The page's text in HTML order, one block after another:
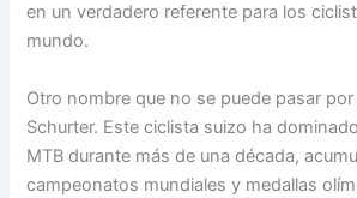
en un verdadero referente para los
mundo.
Otro nombre que no se puede pasar
Schurter. Este ciclista suizo ha
MTB durante más de una década,
campeonatos mundiales y medallas